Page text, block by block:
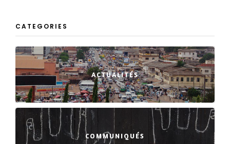
CATEGORIES
ACTUALITÉS
COMMUNIQUÉS